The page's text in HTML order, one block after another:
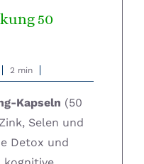
50
2 min
Kapseln (50
Selen und
Detox und